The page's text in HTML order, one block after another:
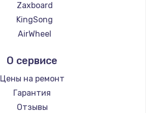
Zaxboard
KingSong
AirWheel
Hunter
Shorner
Joyor
Minimotors
О сервисе
Цены на ремонт
Гарантия
Отзывы